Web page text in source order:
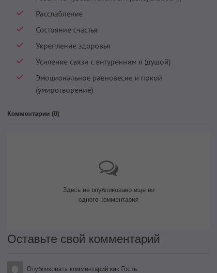
Расслабление
Состояние счастья
Укрепление здоровья
Усиление связи с внтуренним я (душой)
Эмоциональное равновесие и покой
(умиротворение)
Комментарии (0)
Здесь не опубликовано еще ни
одного комментария
Оставьте свой комментарий
Опубликовать комментарий как Гость.